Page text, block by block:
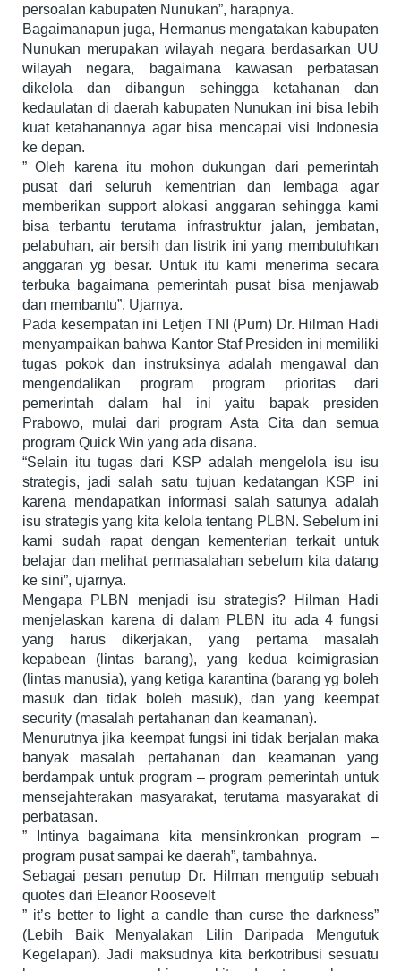
persoalan kabupaten Nunukan”, harapnya.
Bagaimanapun juga, Hermanus mengatakan kabupaten
Nunukan merupakan wilayah negara berdasarkan UU
wilayah negara, bagaimana kawasan perbatasan
dikelola dan dibangun sehingga ketahanan dan
kedaulatan di daerah kabupaten Nunukan ini bisa lebih
kuat ketahanannya agar bisa mencapai visi Indonesia
ke depan.
” Oleh karena itu mohon dukungan dari pemerintah
pusat dari seluruh kementrian dan lembaga agar
memberikan support alokasi anggaran sehingga kami
bisa terbantu terutama infrastruktur jalan, jembatan,
pelabuhan, air bersih dan listrik ini yang membutuhkan
anggaran yg besar. Untuk itu kami menerima secara
terbuka bagaimana pemerintah pusat bisa menjawab
dan membantu”, Ujarnya.
Pada kesempatan ini Letjen TNI (Purn) Dr. Hilman Hadi
menyampaikan bahwa Kantor Staf Presiden ini memiliki
tugas pokok dan instruksinya adalah mengawal dan
mengendalikan program program prioritas dari
pemerintah dalam hal ini yaitu bapak presiden
Prabowo, mulai dari program Asta Cita dan semua
program Quick Win yang ada disana.
“Selain itu tugas dari KSP adalah mengelola isu isu
strategis, jadi salah satu tujuan kedatangan KSP ini
karena mendapatkan informasi salah satunya adalah
isu strategis yang kita kelola tentang PLBN. Sebelum ini
kami sudah rapat dengan kementerian terkait untuk
belajar dan melihat permasalahan sebelum kita datang
ke sini”, ujarnya.
Mengapa PLBN menjadi isu strategis? Hilman Hadi
menjelaskan karena di dalam PLBN itu ada 4 fungsi
yang harus dikerjakan, yang pertama masalah
kepabean (lintas barang), yang kedua keimigrasian
(lintas manusia), yang ketiga karantina (barang yg boleh
masuk dan tidak boleh masuk), dan yang keempat
security (masalah pertahanan dan keamanan).
Menurutnya jika keempat fungsi ini tidak berjalan maka
banyak masalah pertahanan dan keamanan yang
berdampak untuk program – program pemerintah untuk
mensejahterakan masyarakat, terutama masyarakat di
perbatasan.
” Intinya bagaimana kita mensinkronkan program –
program pusat sampai ke daerah”, tambahnya.
Sebagai pesan penutup Dr. Hilman mengutip sebuah
quotes dari Eleanor Roosevelt
” it’s better to light a candle than curse the darkness”
(Lebih Baik Menyalakan Lilin Daripada Mengutuk
Kegelapan). Jadi maksudnya kita berkotribusi sesuatu